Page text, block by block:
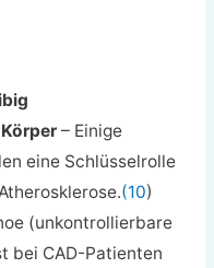
– Einige
eine Schlüsselrolle
(10)
(unkontrollierbare
bei CAD-Patienten